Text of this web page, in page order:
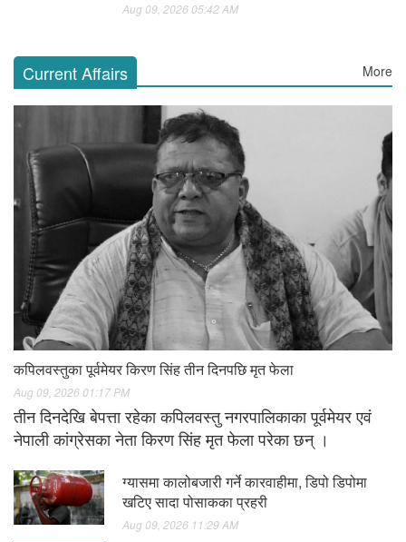
Aug 09, 2026 05:42 AM
Current Affairs More
कपिलवस्तुका पूर्वमेयर किरण सिंह तीन दिनपछि मृत फेला
Aug 09, 2026 01:17 PM
तीन दिनदेखि बेपत्ता रहेका कपिलवस्तु नगरपालिकाका पूर्वमेयर एवं
नेपाली कांग्रेसका नेता किरण सिंह मृत फेला परेका छन् ।
ग्यासमा कालोबजारी गर्ने कारवाहीमा, डिपो डिपोमा
खटिए सादा पोसाकका प्रहरी
Aug 09, 2026 11:29 AM